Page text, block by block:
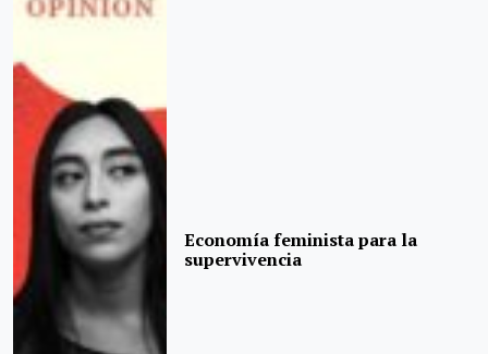
Economía feminista para la
supervivencia